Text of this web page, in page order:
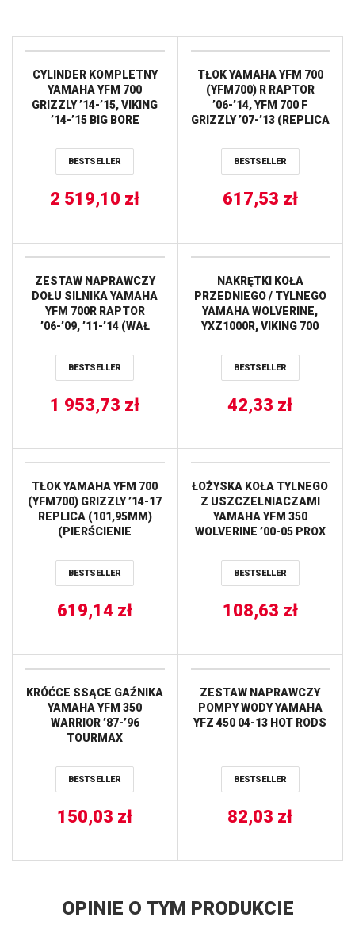
CYLINDER KOMPLETNY
YAMAHA YFM 700
GRIZZLY ’14-’15, VIKING
’14-’15 BIG BORE
BESTSELLER
2 519,10 zł
TŁOK YAMAHA YFM 700
(YFM700) R RAPTOR
’06-’14, YFM 700 F
GRIZZLY ’07-’13 (REPLICA
BESTSELLER
617,53 zł
ZESTAW NAPRAWCZY
DOŁU SILNIKA YAMAHA
YFM 700R RAPTOR
’06-’09, ’11-’14 (WAŁ
USZCZELNIACZE,
USZCZELKI) HOT RODS
BESTSELLER
1 953,73 zł
NAKRĘTKI KOŁA
PRZEDNIEGO / TYLNEGO
YAMAHA WOLVERINE,
YXZ1000R, VIKING 700
BESTSELLER
42,33 zł
TŁOK YAMAHA YFM 700
(YFM700) GRIZZLY ’14-17
REPLICA (101,95MM)
(PIERŚCIENIE
VERTEX
BESTSELLER
619,14 zł
ŁOŻYSKA KOŁA TYLNEGO
Z USZCZELNIACZAMI
YAMAHA YFM 350
WOLVERINE ’00-05 PROX
BESTSELLER
108,63 zł
KRÓĆCE SSĄCE GAŹNIKA
YAMAHA YFM 350
WARRIOR ’87-’96
TOURMAX
BESTSELLER
150,03 zł
ZESTAW NAPRAWCZY
POMPY WODY YAMAHA
YFZ 450 04-13 HOT RODS
BESTSELLER
82,03 zł
OPINIE O TYM PRODUKCIE